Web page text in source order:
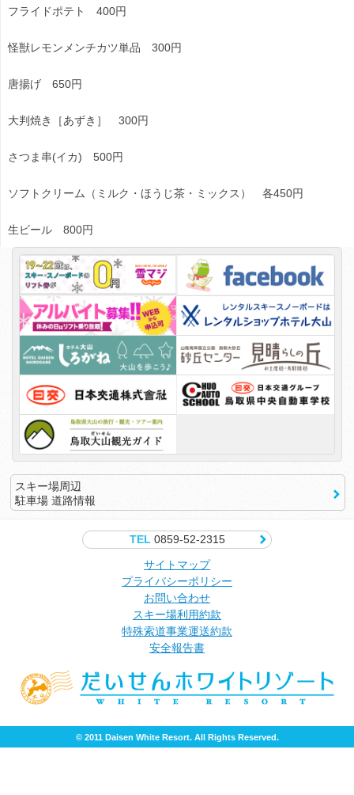
フライドポテト 400円
怪獣レモンメンチカツ単品 300円
唐揚げ 650円
大判焼き［あずき］ 300円
さつま串(イカ) 500円
ソフトクリーム（ミルク・ほうじ茶・ミックス） 各450円
生ビール 800円
スキー場周辺
駐車場 道路情報
TEL0859-52-2315
サイトマップ
プライバシーポリシー
お問い合わせ
スキー場利用約款
特殊索道事業運送約款
安全報告書
© 2011 Daisen White Resort. All Rights Reserved.